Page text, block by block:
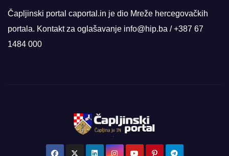
Čapljinski portal caportal.in je dio Mreže hercegovačkih
portala. Kontakt za oglašavanje info@hip.ba / +387 67
1484 000